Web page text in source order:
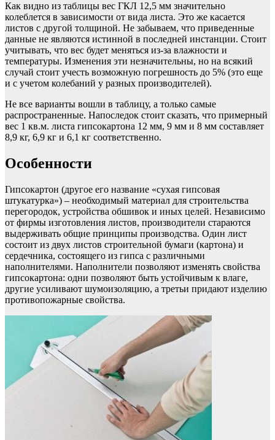
Как видно из таблицы вес ГКЛ 12,5 мм значительно
колеблется в зависимости от вида листа. Это же касается
листов с другой толщиной. Не забываем, что приведенные
данные не являются истинной в последней инстанции. Стоит
учитывать, что вес будет меняться из-за влажности и
температуры. Изменения эти незначительны, но на всякий
случай стоит учесть возможную погрешность до 5% (это еще
и с учетом колебаний у разных производителей).
Не все варианты вошли в таблицу, а только самые
распространенные. Напоследок стоит сказать, что примерный
вес 1 кв.м. листа гипсокартона 12 мм, 9 мм и 8 мм составляет
8,9 кг, 6,9 кг и 6,1 кг соответственно.
Особенности
Гипсокартон (другое его название «сухая гипсовая
штукатурка») – необходимый материал для строительства
перегородок, устройства обшивок и иных целей. Независимо
от фирмы изготовления листов, производители стараются
выдерживать общие принципы производства. Один лист
состоит из двух листов строительной бумаги (картона) и
сердечника, состоящего из гипса с различными
наполнителями. Наполнители позволяют изменять свойства
гипсокартона: одни позволяют быть устойчивым к влаге,
другие усиливают шумоизоляцию, а третьи придают изделию
противопожарные свойства.